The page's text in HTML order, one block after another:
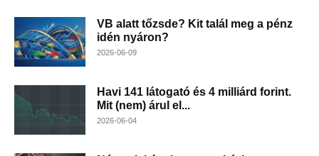
VB alatt tőzsde? Kit talál meg a pénz
idén nyáron?
2026-06-09
Havi 141 látogató és 4 milliárd forint.
Mit (nem) árul el...
2026-06-04